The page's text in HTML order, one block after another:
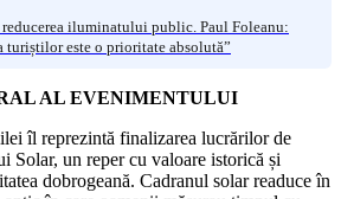
iluminatului public. Paul Foleanu:
turiștilor este o prioritate absolută”
AL EVENIMENTULUI
îl reprezintă finalizarea lucrărilor de
Solar, un reper cu valoare istorică și
dobrogeană. Cadranul solar readuce în